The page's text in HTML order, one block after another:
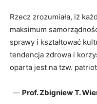
Rzecz zrozumiała, iż
maksimum
sprawy i kształtować
tendencja zdrowa i
oparta jest na tzw.
— Prof. Zbigniew T.